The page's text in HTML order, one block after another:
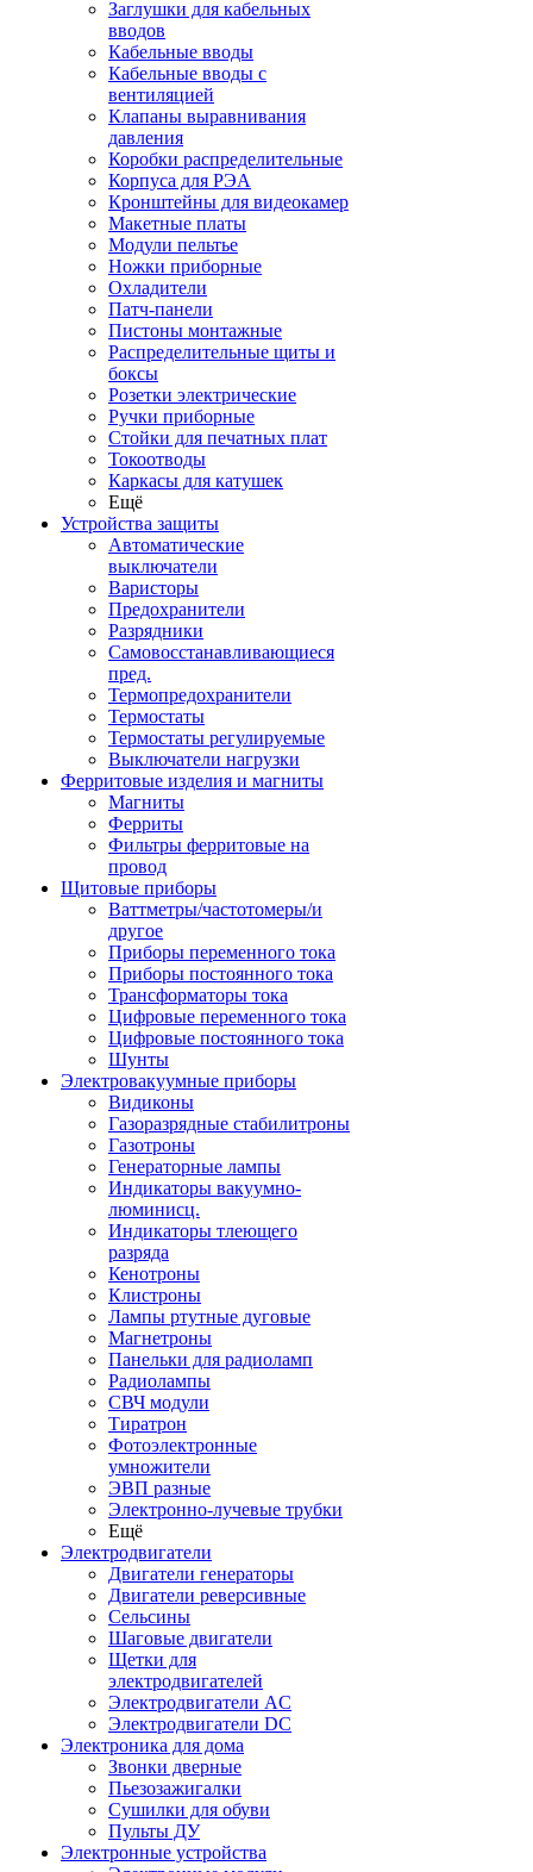
Заглушки для кабельных
вводов
Кабельные вводы
Кабельные вводы с
вентиляцией
Клапаны выравнивания
давления
Коробки распределительные
Корпуса для РЭА
Кронштейны для видеокамер
Макетные платы
Модули пельтье
Ножки приборные
Охладители
Патч-панели
Пистоны монтажные
Распределительные щиты и
боксы
Розетки электрические
Ручки приборные
Стойки для печатных плат
Токоотводы
Каркасы для катушек
Ещё
Устройства защиты
Автоматические
выключатели
Варисторы
Предохранители
Разрядники
Самовосстанавливающиеся
пред.
Термопредохранители
Термостаты
Термостаты регулируемые
Выключатели нагрузки
Ферритовые изделия и магниты
Магниты
Ферриты
Фильтры ферритовые на
провод
Щитовые приборы
Ваттметры/частотомеры/и
другое
Приборы переменного тока
Приборы постоянного тока
Трансформаторы тока
Цифровые переменного тока
Цифровые постоянного тока
Шунты
Электровакуумные приборы
Видиконы
Газоразрядные стабилитроны
Газотроны
Генераторные лампы
Индикаторы вакуумно-
люминисц.
Индикаторы тлеющего
разряда
Кенотроны
Клистроны
Лампы ртутные дуговые
Магнетроны
Панельки для радиоламп
Радиолампы
СВЧ модули
Тиратрон
Фотоэлектронные
умножители
ЭВП разные
Электронно-лучевые трубки
Ещё
Электродвигатели
Двигатели генераторы
Двигатели реверсивные
Сельсины
Шаговые двигатели
Щетки для
электродвигателей
Электродвигатели AC
Электродвигатели DC
Электроника для дома
Звонки дверные
Пьезозажигалки
Сушилки для обуви
Пульты ДУ
Электронные устройства